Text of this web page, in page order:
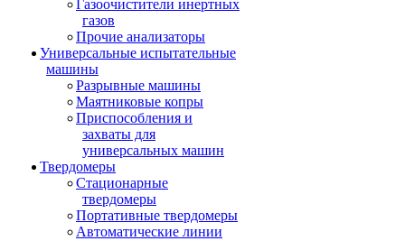
Газоочистители инертных
газов
Прочие анализаторы
Универсальные испытательные
машины
Разрывные машины
Маятниковые копры
Приспособления и
захваты для
универсальных машин
Твердомеры
Стационарные
твердомеры
Портативные твердомеры
Автоматические линии